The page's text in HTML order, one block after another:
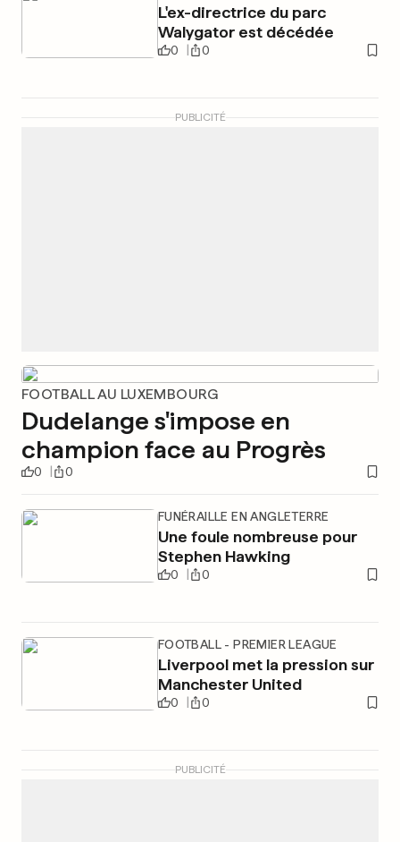
L'ex-directrice du parc
Walygator est décédée
0 0
PUBLICITÉ
FOOTBALL AU LUXEMBOURG
Dudelange s'impose en
champion face au Progrès
0 0
FUNÉRAILLE EN ANGLETERRE
Une foule nombreuse pour
Stephen Hawking
0 0
FOOTBALL - PREMIER LEAGUE
Liverpool met la pression sur
Manchester United
0 0
PUBLICITÉ